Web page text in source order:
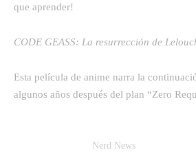
que aprender!
CODE GEASS: La resurrección de
Esta película de anime narra la
algunos años después del plan “Zero
Nerd News